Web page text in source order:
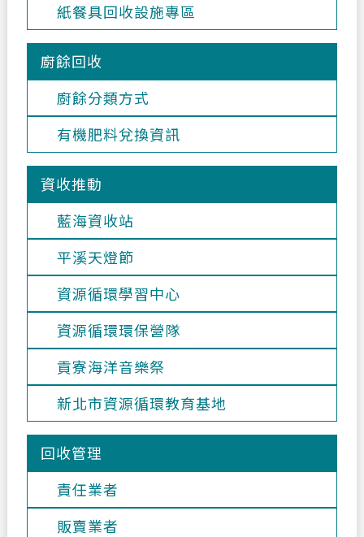
紙餐具回收設施專區
廚餘回收
廚餘分類方式
有機肥料兌換資訊
資收推動
藍海資收站
平溪天燈節
資源循環學習中心
資源循環環保營隊
貢寮海洋音樂祭
新北市資源循環教育基地
回收管理
責任業者
販賣業者